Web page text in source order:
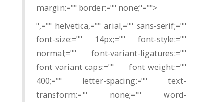
margin:="" border:="" none;"="">
",="" helvetica,="" arial,="" sans-serif;=""
font-size:="" 14px;="" font-style:=""
normal;="" font-variant-ligatures:=""
font-variant-caps:="" font-weight:=""
400;="" letter-spacing:="" text-
transform:="" none;="" word-